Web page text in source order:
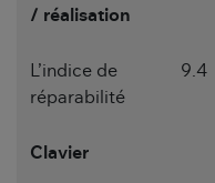
/ réalisation
L’indice de
réparabilité
9.4
Clavier